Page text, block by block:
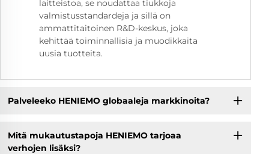
laitteistoa, se noudattaa tiukkoja
valmistusstandardeja ja sillä on
ammattitaitoinen R&D-keskus, joka
kehittää toiminnallisia ja muodikkaita
uusia tuotteita.
Palveleeko HENIEMO globaaleja markkinoita?
Mitä mukautustapoja HENIEMO tarjoaa
verhojen lisäksi?